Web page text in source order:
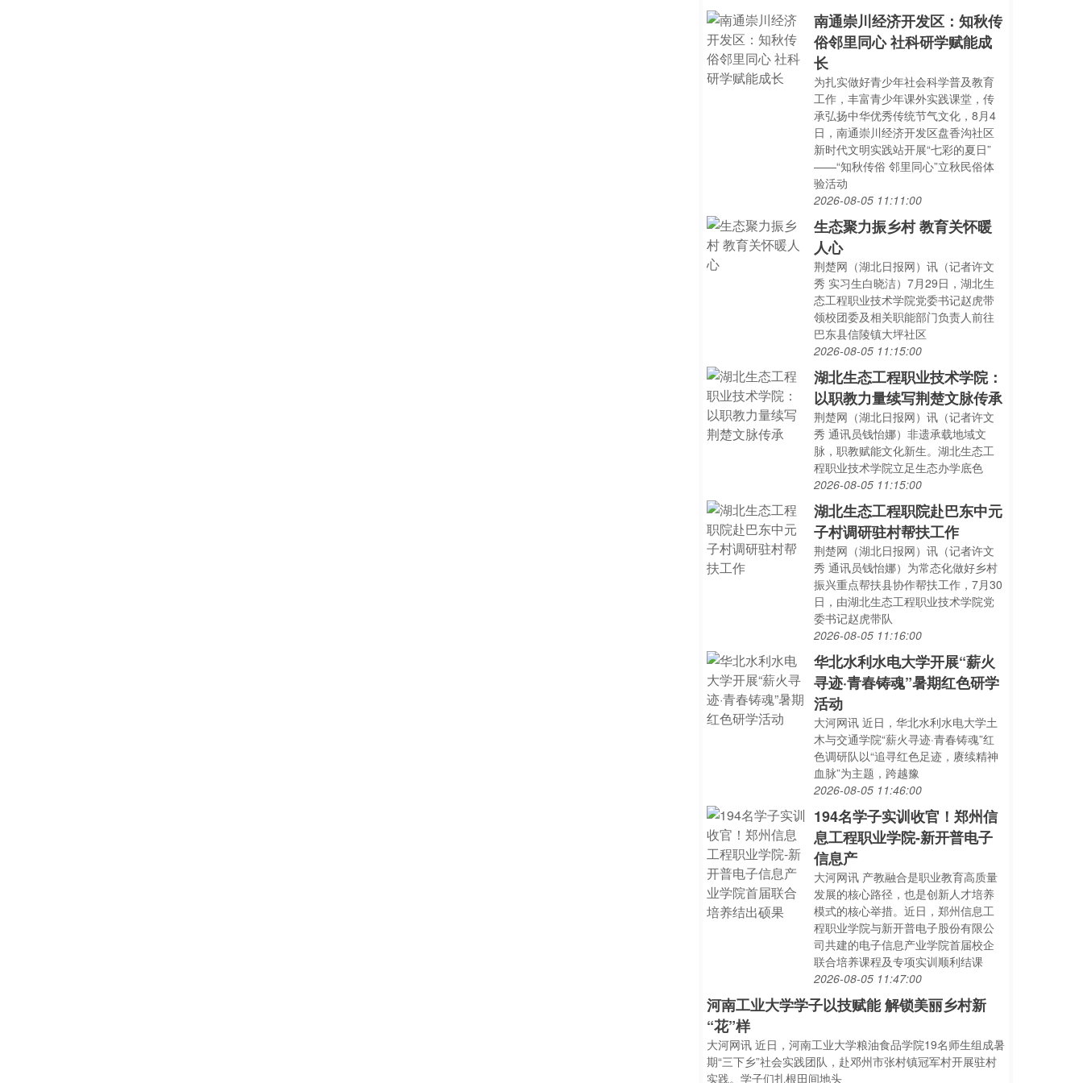
南通崇川经济开发区：知秋传
俗邻里同心 社科研学赋能成
长
为扎实做好青少年社会科学普及教育
工作，丰富青少年课外实践课堂，传
承弘扬中华优秀传统节气文化，8月4
日，南通崇川经济开发区盘香沟社区
新时代文明实践站开展“七彩的夏日”
——“知秋传俗 邻里同心”立秋民俗体
验活动
2026-08-05 11:11:00
生态聚力振乡村 教育关怀暖
人心
荆楚网（湖北日报网）讯（记者许文
秀 实习生白晓洁）7月29日，湖北生
态工程职业技术学院党委书记赵虎带
领校团委及相关职能部门负责人前往
巴东县信陵镇大坪社区
2026-08-05 11:15:00
湖北生态工程职业技术学院：
以职教力量续写荆楚文脉传承
荆楚网（湖北日报网）讯（记者许文
秀 通讯员钱怡娜）非遗承载地域文
脉，职教赋能文化新生。湖北生态工
程职业技术学院立足生态办学底色
2026-08-05 11:15:00
湖北生态工程职院赴巴东中元
子村调研驻村帮扶工作
荆楚网（湖北日报网）讯（记者许文
秀 通讯员钱怡娜）为常态化做好乡村
振兴重点帮扶县协作帮扶工作，7月30
日，由湖北生态工程职业技术学院党
委书记赵虎带队
2026-08-05 11:16:00
华北水利水电大学开展“薪火
寻迹·青春铸魂”暑期红色研学
活动
大河网讯 近日，华北水利水电大学土
木与交通学院“薪火寻迹·青春铸魂”红
色调研队以“追寻红色足迹，赓续精神
血脉”为主题，跨越豫
2026-08-05 11:46:00
194名学子实训收官！郑州信
息工程职业学院-新开普电子
信息产
大河网讯 产教融合是职业教育高质量
发展的核心路径，也是创新人才培养
模式的核心举措。近日，郑州信息工
程职业学院与新开普电子股份有限公
司共建的电子信息产业学院首届校企
联合培养课程及专项实训顺利结课
2026-08-05 11:47:00
河南工业大学学子以技赋能 解锁美丽乡村新
“花”样
大河网讯 近日，河南工业大学粮油食品学院19名师生组成暑
期“三下乡”社会实践团队，赴邓州市张村镇冠军村开展驻村
实践。学子们扎根田间地头